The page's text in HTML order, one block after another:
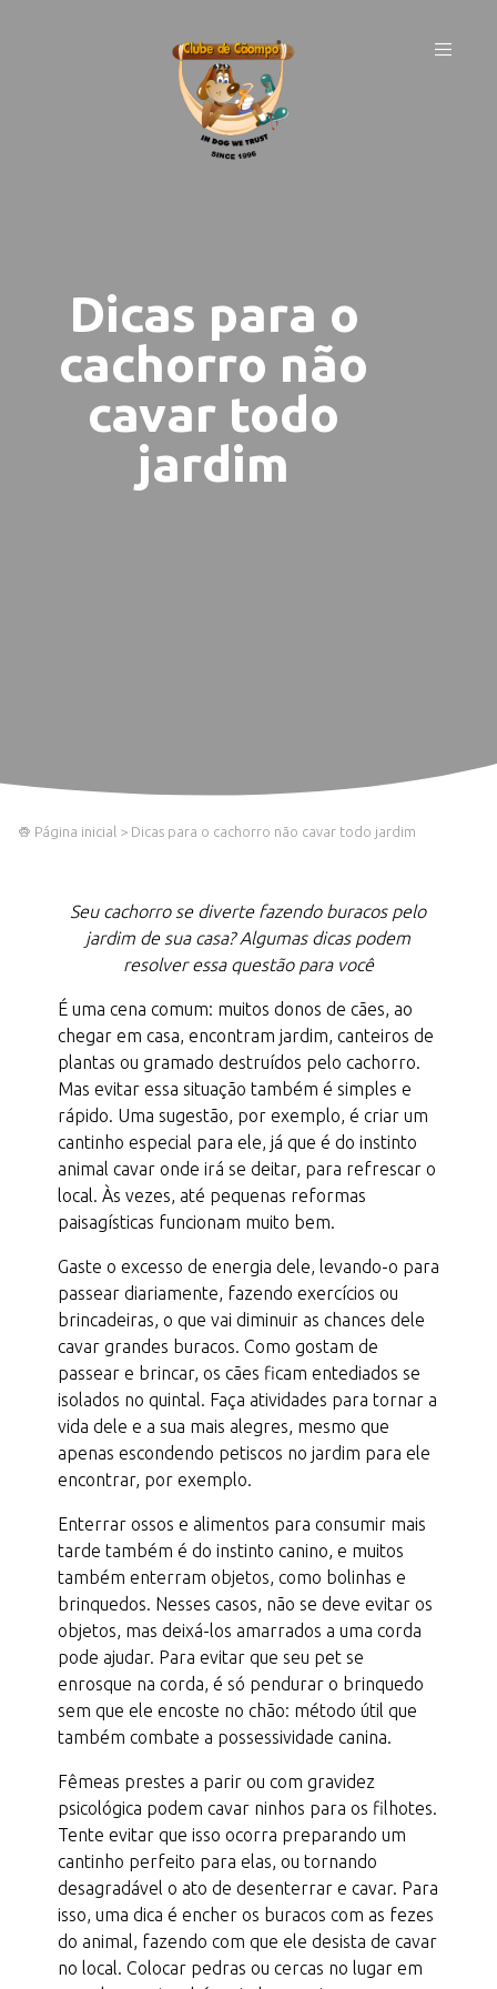
Dicas para o
cachorro não
cavar todo
jardim
Página inicial > Dicas para o cachorro não cavar todo jardim
Seu cachorro se diverte fazendo buracos pelo
jardim de sua casa? Algumas dicas podem
resolver essa questão para você
É uma cena comum: muitos donos de cães, ao
chegar em casa, encontram jardim, canteiros de
plantas ou gramado destruídos pelo cachorro.
Mas evitar essa situação também é simples e
rápido. Uma sugestão, por exemplo, é criar um
cantinho especial para ele, já que é do instinto
animal cavar onde irá se deitar, para refrescar o
local. Às vezes, até pequenas reformas
paisagísticas funcionam muito bem.
Gaste o excesso de energia dele, levando-o para
passear diariamente, fazendo exercícios ou
brincadeiras, o que vai diminuir as chances dele
cavar grandes buracos. Como gostam de
passear e brincar, os cães ficam entediados se
isolados no quintal. Faça atividades para tornar a
vida dele e a sua mais alegres, mesmo que
apenas escondendo petiscos no jardim para ele
encontrar, por exemplo.
Enterrar ossos e alimentos para consumir mais
tarde também é do instinto canino, e muitos
também enterram objetos, como bolinhas e
brinquedos. Nesses casos, não se deve evitar os
objetos, mas deixá-los amarrados a uma corda
pode ajudar. Para evitar que seu pet se
enrosque na corda, é só pendurar o brinquedo
sem que ele encoste no chão: método útil que
também combate a possessividade canina.
Fêmeas prestes a parir ou com gravidez
psicológica podem cavar ninhos para os filhotes.
Tente evitar que isso ocorra preparando um
cantinho perfeito para elas, ou tornando
desagradável o ato de desenterrar e cavar. Para
isso, uma dica é encher os buracos com as fezes
do animal, fazendo com que ele desista de cavar
no local. Colocar pedras ou cercas no lugar em